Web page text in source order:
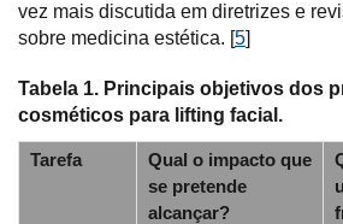
vez mais discutida em diretrizes e
sobre medicina estética. [5]
Tabela 1. Principais objetivos dos
cosméticos para lifting facial.
Tarefa
Qual o impacto que
se pretende
alcançar?